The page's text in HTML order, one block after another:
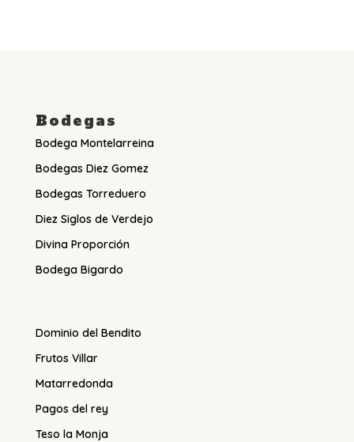
Bodegas
Bodega Montelarreina
Bodegas Diez Gomez
Bodegas Torreduero
Diez Siglos de Verdejo
Divina Proporción
Bodega Bigardo
Dominio del Bendito
Frutos Villar
Matarredonda
Pagos del rey
Teso la Monja